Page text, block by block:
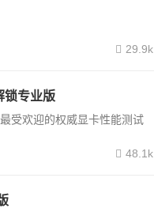
29.9k
锁专业版
受欢迎的权威显卡性能测试
48.1k